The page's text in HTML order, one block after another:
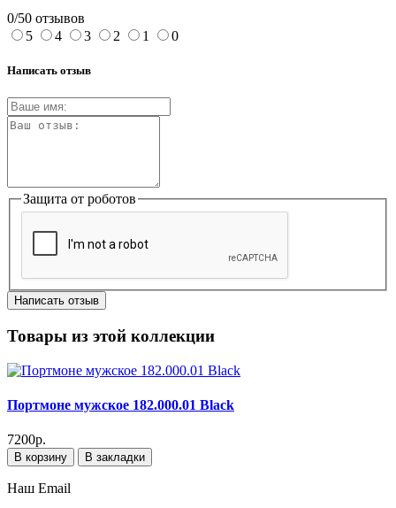
0/50 отзывов
5
4 3 2 1 0
Написать отзыв
Защита от роботов
Написать отзыв
Товары из этой коллекции
Портмоне мужское 182.000.01 Black
7200р.
В корзину В закладки
Наш Email